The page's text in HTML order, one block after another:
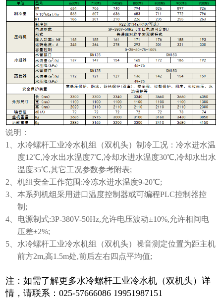
说明：
1、水冷螺杆工业冷水机组（双机头）制冷工况：冷水进水温
度12℃,冷水出水温度7℃,冷却水进水温度30℃,冷却水出水
温度35℃,其它工况参数参考附表;
2、机组安全工作范围:冷冻水进水温度9-20℃;
3、本系列机组采用进口温度控制器或可编程PLC控制器控
制;
4、电源制式:3P-380V-50Hz,允许电压波动±10%,允许相间电
压差±2%;
5、水冷螺杆工业冷水机组（双机头）噪音测定位置为距主机
前方2m,高1.5m处,前后左右四点平均值;
注：如需了解更多水冷螺杆工业冷水机（双机头）详
情，请联系：025-57666086 19951987151